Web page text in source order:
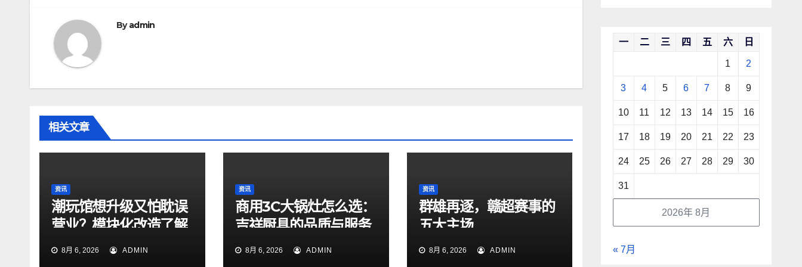
航
Byadmin
相关文章
资讯
潮玩馆想升级又怕耽误
营业？模块化改造了解
一下
8月 6, 2026 ADMIN
资讯
商用3C大锅灶怎么选：
吉祥厨具的品质与服务
测评
8月 6, 2026 ADMIN
资讯
群雄再逐，赣超赛事的
五大主场
8月 6, 2026 ADMIN
2026年 8月
一 二 三 四 五 六 日
1 2
3 4 5 6 7 8 9
10 11 12 13 14 15 16
17 18 19 20 21 22 23
24 25 26 27 28 29 30
31
« 7月